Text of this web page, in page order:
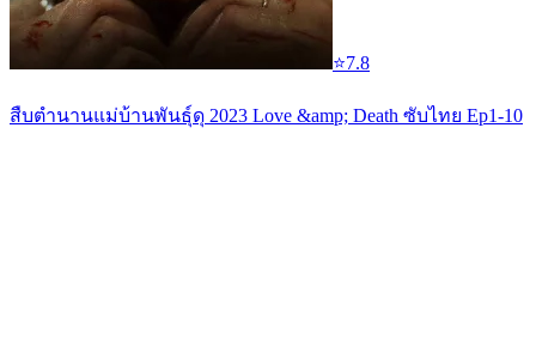
⭐7.8
สืบตำนานแม่บ้านพันธุ์ดุ 2023 Love &amp; Death ซับไทย Ep1-10